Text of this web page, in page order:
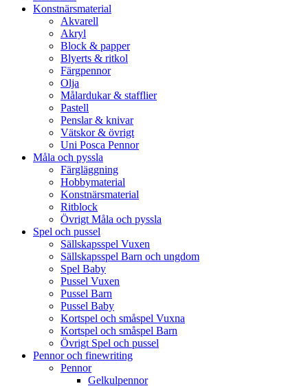
Konstnärsmaterial
Akvarell
Akryl
Block & papper
Blyerts & ritkol
Färgpennor
Olja
Målardukar & stafflier
Pastell
Penslar & knivar
Vätskor & övrigt
Uni Posca Pennor
Måla och pyssla
Färgläggning
Hobbymaterial
Konstnärsmaterial
Ritblock
Övrigt Måla och pyssla
Spel och pussel
Sällskapsspel Vuxen
Sällskapsspel Barn och ungdom
Spel Baby
Pussel Vuxen
Pussel Barn
Pussel Baby
Kortspel och småspel Vuxna
Kortspel och småspel Barn
Övrigt Spel och pussel
Pennor och finewriting
Pennor
Gelkulpennor